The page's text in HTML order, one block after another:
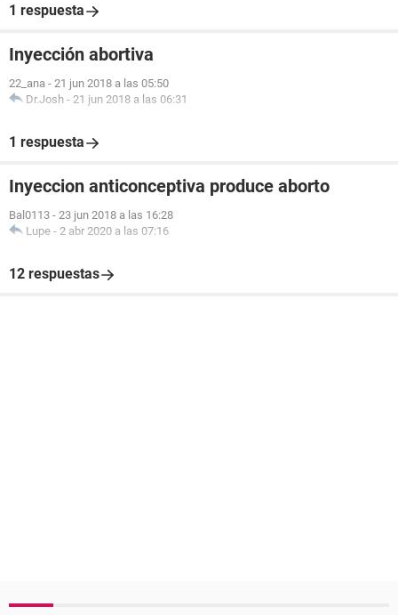
1 respuesta
Inyección abortiva
22_ana - 21 jun 2018 a las 05:50
Dr.Josh - 21 jun 2018 a las 06:31
1 respuesta
Inyeccion anticonceptiva produce aborto
Bal0113 - 23 jun 2018 a las 16:28
Lupe - 2 abr 2020 a las 07:16
12 respuestas